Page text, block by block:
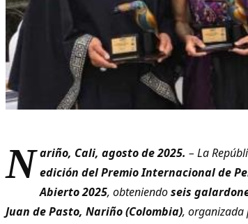
N ariño, Cali, agosto de 2025. – La
edición del Premio Internacional de
Abierto 2025, obteniendoseis
Juan de Pasto, Nariño (Colombia), organizada